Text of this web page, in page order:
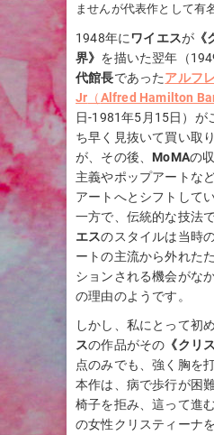
ませんが代表作として有
1948年に ワイエスが
界》 を描いた翌年（
代館長であったアルフ
Jr （Alfred Hamilton
日-1981年5月15日）が
ち早く見抜いて買い取
が、その後、 MoMAの
主義やポップアートな
アートへとシフトして
一方で、伝統的な技法
エスのスタイルは当時
ートの主流から外れた
ションされる機会がな
の理由のようです。
しかし、私にとって初
スの作品がその 《クリ
点のみでも、強く胸を
本作は、病で歩行が困
椅子を拒み、這って進
の女性クリスティーナ